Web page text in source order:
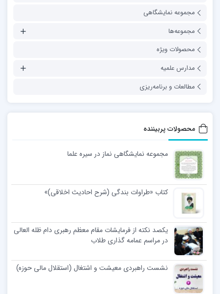
مجموعه نمایشگاهی
مجموعه‌ها
محصولات ویژه
مدارس علمیه
مطالعات و برنامه‌ریزی
محصولات پربیننده
مجموعه نمایشگاهی نماز در سیره علما
کتاب «طراوات بندگی (شرح احادیث اخلاقی)»
یکصد نکته از فرمایشات مقام معظم رهبری دام ظله العالی
در مراسم عمامه گذاری طلاب
نشست راهبردی معیشت و اشتغال (استقلال مالی حوزه)